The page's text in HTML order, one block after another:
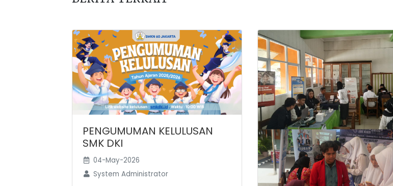
PENGUMUMAN KELULUSAN
SMK DKI
04-May-2026
System Administrator